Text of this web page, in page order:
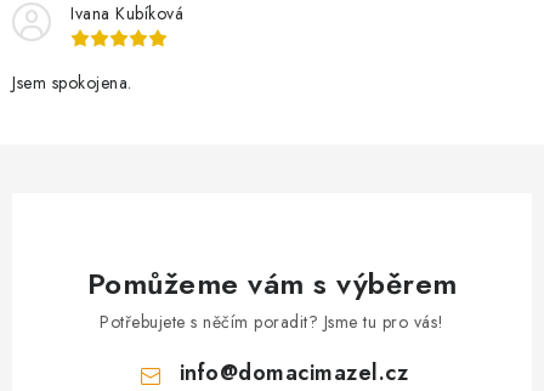
Ivana Kubíková
Jsem spokojena.
Pomůžeme vám s výběrem
Potřebujete s něčím poradit? Jsme tu pro vás!
info@domacimazel.cz